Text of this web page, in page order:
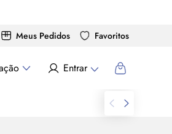
Meus Pedidos Favoritos
Entrar